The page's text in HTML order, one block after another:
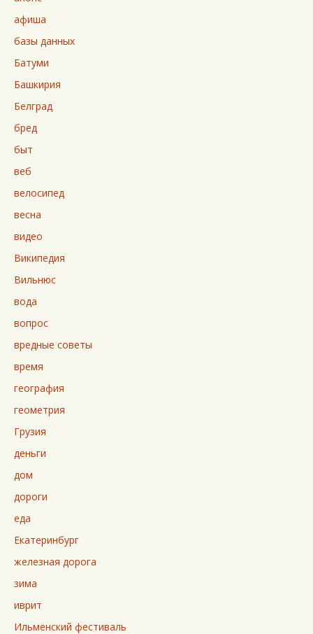
афиша
базы данных
Батуми
Башкирия
Белград
бред
быт
веб
велосипед
весна
видео
Википедия
Вильнюс
вода
вопрос
вредные советы
время
география
геометрия
Грузия
деньги
дом
дороги
еда
Екатеринбург
железная дорога
зима
иврит
Ильменский фестиваль